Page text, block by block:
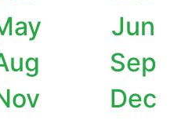
Jun
Sep
Dec